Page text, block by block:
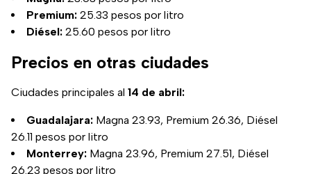
Premium: 25.33 pesos por litro
Diésel: 25.60 pesos por litro
Precios en otras ciudades
Ciudades principales al 14 de abril:
Guadalajara: Magna 23.93, Premium 26.36, Diésel
26.11 pesos por litro
Monterrey: Magna 23.96, Premium 27.51, Diésel
26.23 pesos por litro